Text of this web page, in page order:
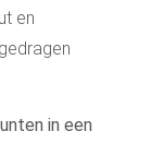
en
in een